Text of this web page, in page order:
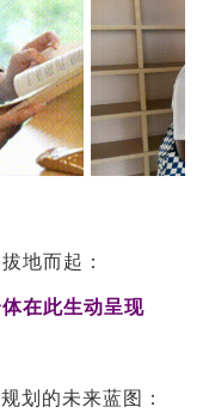
地而起：
在此生动呈现
划的未来蓝图：